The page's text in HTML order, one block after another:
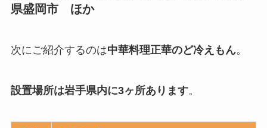
県盛岡市 ほか
次にご紹介するのは中華料理正華のど冷えもん。
設置場所は岩手県内に3ヶ所あります。